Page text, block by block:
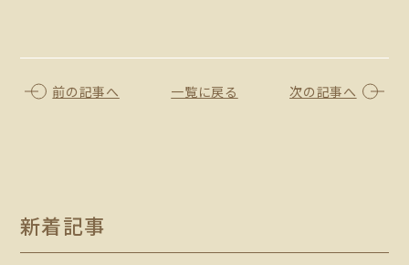
前の記事へ 一覧に戻る 次の記事へ
新着記事